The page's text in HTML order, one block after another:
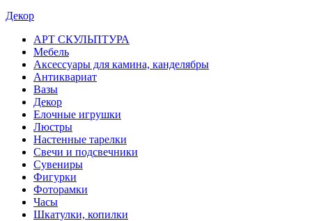
Декор
АРТ СКУЛЬПТУРА
Мебель
Аксессуары для камина, канделябры
Антиквариат
Вазы
Декор
Елочные игрушки
Люстры
Настенные тарелки
Свечи и подсвечники
Сувениры
Фигурки
Фоторамки
Часы
Шкатулки, копилки